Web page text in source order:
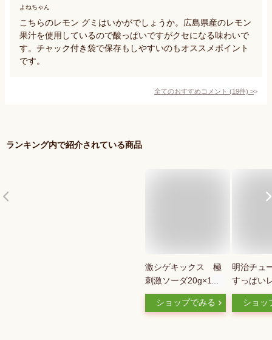
よねちゃん
こちらのレモン グミはいかがでしょうか。広島県産のレモン
果汁を使用しているので酸っぱいですがクセになる味わいで
す。チャック付き袋で保存もしやすいのもオススメポイント
です。
全てのおすすめコメント (19件) >
ランキング内で紹介されている商品
激シゲキックス 極
刺激ソーダ20g×10個
セット［グミ 酸っ
ぱい］
ショップでみる
明治チュ
すっぱい
だけにご
28g×10
ショッ